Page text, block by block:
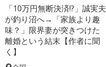
「10万円無断決済!?」誠実夫
が釣り沼へ→「家族より趣
味？」限界妻が突きつけた
離婚という結末【作者に聞
く】